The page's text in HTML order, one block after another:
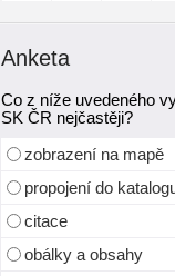
Anketa
Co z níže uvedeného
SK ČR nejčastěji?
zobrazení na mapě
propojení do
citace
obálky a obsahy